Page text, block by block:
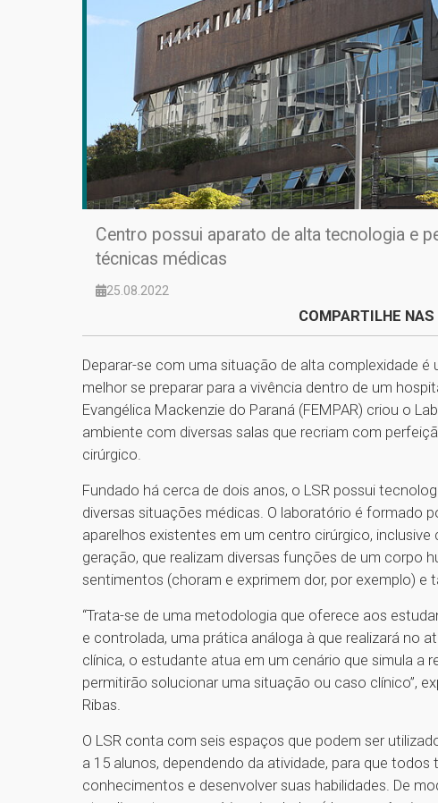
Centro possui aparato de alta tecnologia e
técnicas médicas
25.08.2022
COMPARTILHE
Deparar-se com uma situação de alta complexidade
melhor se preparar para a vivência dentro de um
Evangélica Mackenzie do Paraná (FEMPAR) criou o
ambiente com diversas salas que recriam com
cirúrgico.
Fundado há cerca de dois anos, o LSR possui
diversas situações médicas. O laboratório é formado
aparelhos existentes em um centro cirúrgico,
geração, que realizam diversas funções de um corpo
sentimentos (choram e exprimem dor, por exemplo) e
“Trata-se de uma metodologia que oferece aos
e controlada, uma prática análoga à que realizará no
clínica, o estudante atua em um cenário que simula a
permitirão solucionar uma situação ou caso clínico”,
Ribas.
O LSR conta com seis espaços que podem ser
a 15 alunos, dependendo da atividade, para que
conhecimentos e desenvolver suas habilidades. De